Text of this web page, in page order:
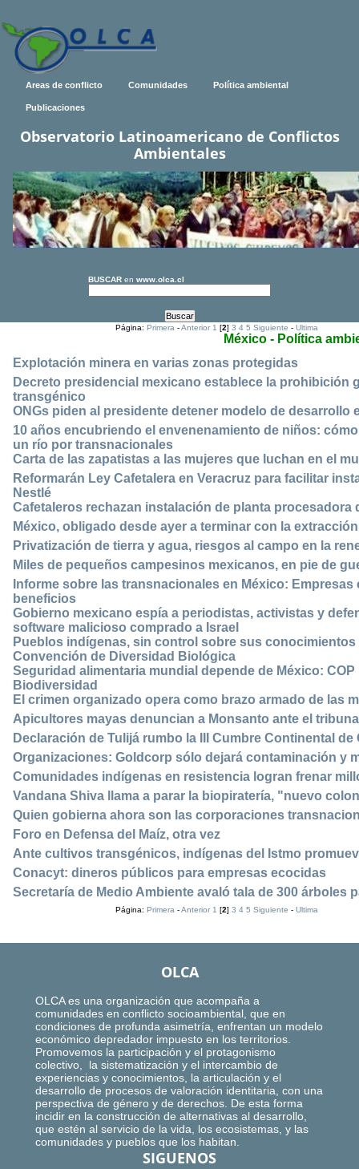
Areas de conflicto Comunidades Política ambiental
Publicaciones
Observatorio Latinoamericano de Conflictos
Ambientales
BUSCAR en www.olca.cl
Página:Primera -Anterior 1 [2]3 4 5 Siguiente -Ultima
México - Política
Explotación minera en varias zonas protegidas
Decreto presidencial mexicano establece la prohibición
transgénico
ONGs piden al presidente detener modelo de desarrollo
10 años encubriendo el envenenamiento de niños:
un río por transnacionales
Carta de las zapatistas a las mujeres que luchan en el
Reformarán Ley Cafetalera en Veracruz para facilitar
Nestlé
Cafetaleros rechazan instalación de planta procesadora
México, obligado desde ayer a terminar con la
Privatización de tierra y agua, riesgos al campo en la
Miles de pequeños campesinos mexicanos, en pie de
Informe sobre las transnacionales en México:
beneficios
Gobierno mexicano espía a periodistas, activistas y
software malicioso comprado a Israel
Pueblos indígenas, sin control sobre sus conocimientos
Convención de Diversidad Biológica
Seguridad alimentaria mundial depende de México:
Biodiversidad
El crimen organizado opera como brazo armado de las
Apicultores mayas denuncian a Monsanto ante el
Declaración de Tulijá rumbo la III Cumbre Continental
Organizaciones: Goldcorp sólo dejará contaminación y
Comunidades indígenas en resistencia logran frenar
Vandana Shiva llama a parar la biopiratería, "nuevo
Quien gobierna ahora son las corporaciones
Foro en Defensa del Maíz, otra vez
Ante cultivos transgénicos, indígenas del Istmo
Conacyt: dineros públicos para empresas ecocidas
Secretaría de Medio Ambiente avaló tala de 300 árboles
Página:Primera -Anterior 1 [2]3 4 5 Siguiente -Ultima
OLCA
OLCA es una organización que acompaña a
comunidades en conflicto socioambiental, que en
condiciones de profunda asimetría, enfrentan un modelo
económico depredador impuesto en los territorios.
Promovemos la participación y el protagonismo
colectivo, la sistematización y el intercambio de
experiencias y conocimientos, la articulación y el
desarrollo de procesos de valoración identitaria, con una
perspectiva de género y de derechos. De esta forma
incidir en la construcción de alternativas al desarrollo,
que estén al servicio de la vida, los ecosistemas, y las
comunidades y pueblos que los habitan.
SIGUENOS